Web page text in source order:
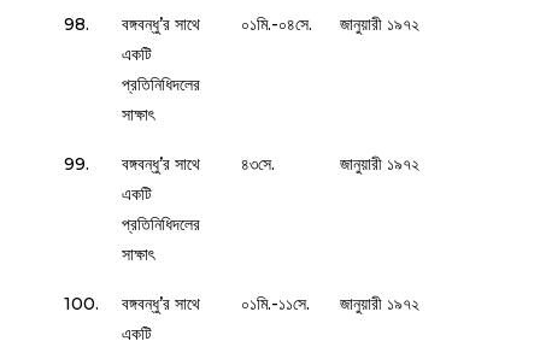
98.
বঙ্গবন্ধু’র সাথে
একটি
প্রতিনিধিদলের
সাক্ষাৎ
০১মি.-০৪সে. জানুয়ারী ১৯৭২
99.
বঙ্গবন্ধু’র সাথে
একটি
প্রতিনিধিদলের
সাক্ষাৎ
৪৩সে. জানুয়ারী ১৯৭২
100.
বঙ্গবন্ধু’র সাথে
একটি
০১মি.-১১সে. জানুয়ারী ১৯৭২